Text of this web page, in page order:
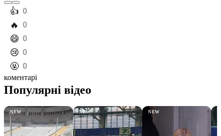
️👍 0
️🔥 0
️😄 0
️😢 0
️🤬 0
коментарі